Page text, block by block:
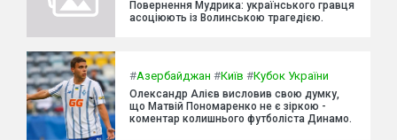
Повернення Мудрика: українського гравця
асоціюють із Волинською трагедією.
#Азербайджан #Київ #Кубок України
Олександр Алієв висловив свою думку,
що Матвій Пономаренко не є зіркою -
коментар колишнього футболіста Динамо.